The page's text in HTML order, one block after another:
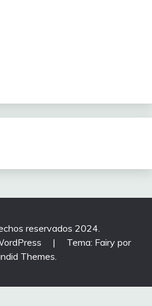
reservados 2024.
|
Tema: Fairy por
Themes